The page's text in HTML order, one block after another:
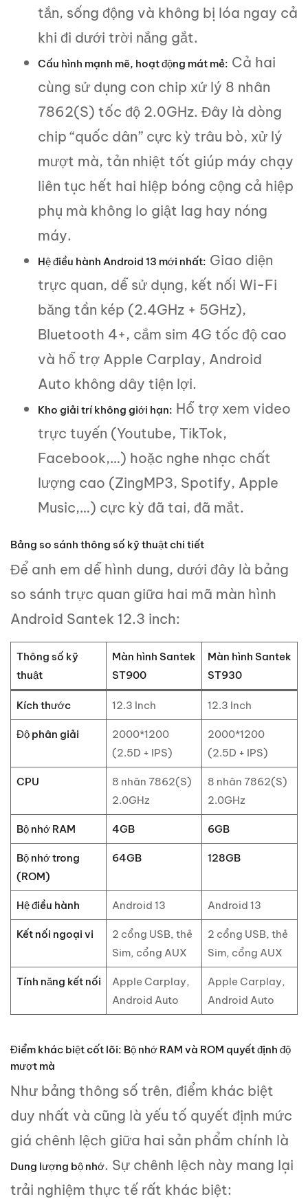
tắn, sống động và không bị lóa ngay cả
khi đi dưới trời nắng gắt.
Cấu hình mạnh mẽ, hoạt động mát mẻ: Cả hai
cùng sử dụng con chip xử lý 8 nhân
7862(S) tốc độ 2.0GHz. Đây là dòng
chip “quốc dân” cực kỳ trâu bò, xử lý
mượt mà, tản nhiệt tốt giúp máy chạy
liên tục hết hai hiệp bóng cộng cả hiệp
phụ mà không lo giật lag hay nóng
máy.
Hệ điều hành Android 13 mới nhất: Giao diện
trực quan, dễ sử dụng, kết nối Wi-Fi
băng tần kép (2.4GHz + 5GHz),
Bluetooth 4+, cắm sim 4G tốc độ cao
và hỗ trợ Apple Carplay, Android
Auto không dây tiện lợi.
Kho giải trí không giới hạn: Hỗ trợ xem video
trực tuyến (Youtube, TikTok,
Facebook,…) hoặc nghe nhạc chất
lượng cao (ZingMP3, Spotify, Apple
Music,…) cực kỳ đã tai, đã mắt.
Bảng so sánh thông số kỹ thuật chi tiết
Để anh em dễ hình dung, dưới đây là bảng
so sánh trực quan giữa hai mã màn hình
Android Santek 12.3 inch:
Thông số kỹ
thuật
Màn hình Santek
ST900
Màn hình Santek
ST930
Kích thước 12.3 Inch 12.3 Inch
Độ phân giải
2000*1200
(2.5D + IPS)
2000*1200
(2.5D + IPS)
CPU
8 nhân 7862(S)
2.0GHz
8 nhân 7862(S)
2.0GHz
Bộ nhớ RAM 4GB 6GB
Bộ nhớ trong
(ROM)
64GB 128GB
Hệ điều hành Android 13 Android 13
Kết nối ngoại vi
2 cổng USB, thẻ
Sim, cổng AUX
2 cổng USB, thẻ
Sim, cổng AUX
Tính năng kết nối
Apple Carplay,
Android Auto
Apple Carplay,
Android Auto
Điểm khác biệt cốt lõi: Bộ nhớ RAM và ROM quyết định độ
mượt mà
Như bảng thông số trên, điểm khác biệt
duy nhất và cũng là yếu tố quyết định mức
giá chênh lệch giữa hai sản phẩm chính là
Dung lượng bộ nhớ. Sự chênh lệch này mang lại
trải nghiệm thực tế rất khác biệt: